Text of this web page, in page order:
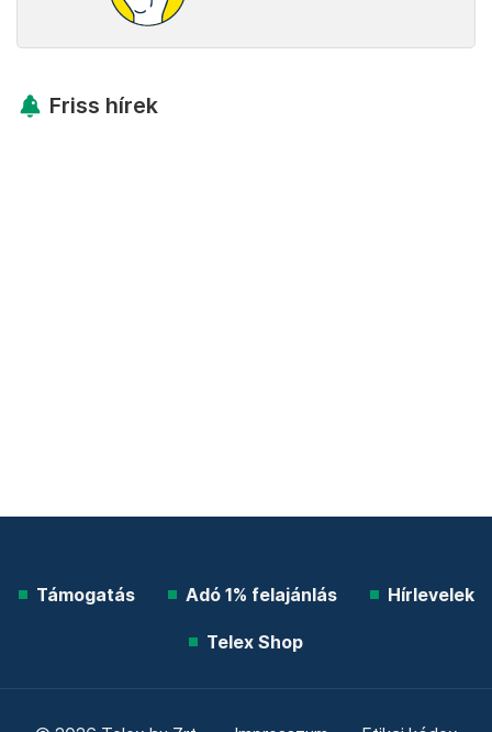
Friss hírek
Támogatás Adó 1% felajánlás Hírlevelek
Telex Shop